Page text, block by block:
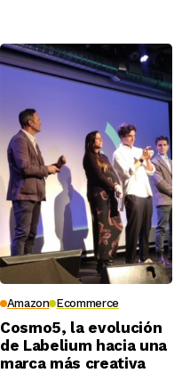
Amazon Ecommerce
Cosmo5, la evolución
de Labelium hacia una
marca más creativa